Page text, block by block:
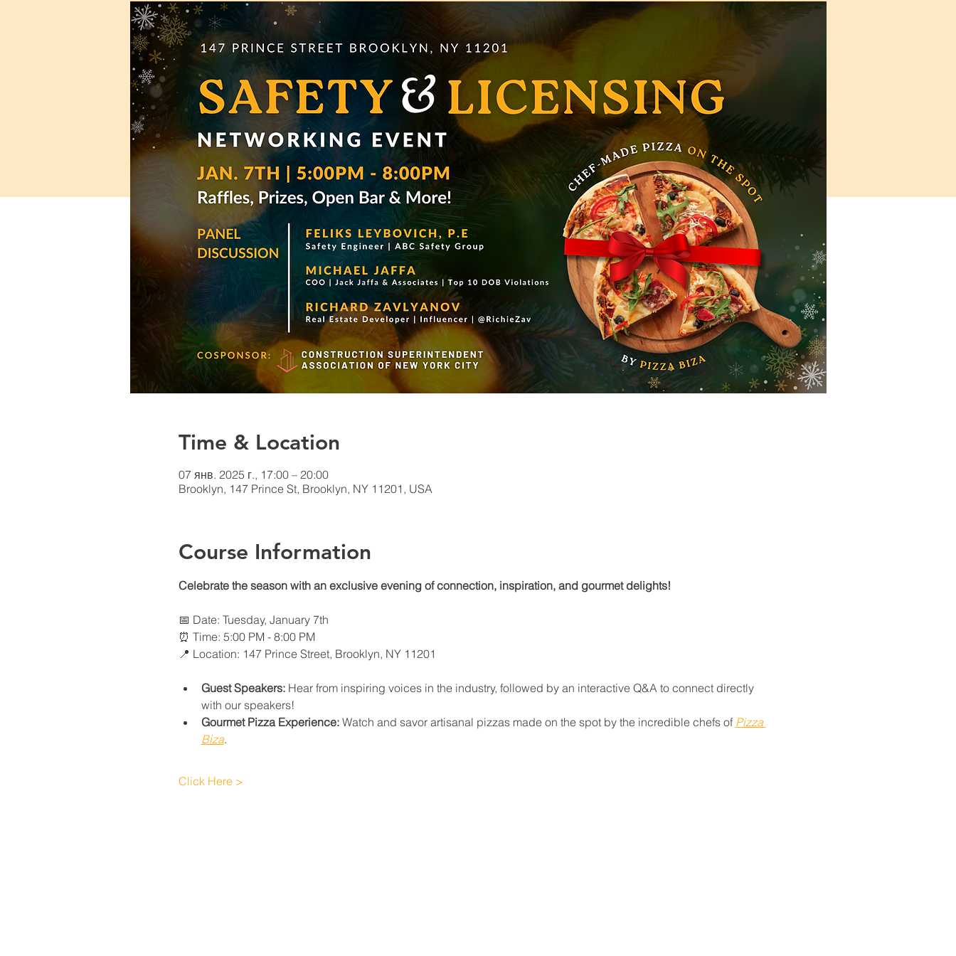
Time & Location
07 янв. 2025 г., 17:00 – 20:00
Brooklyn, 147 Prince St, Brooklyn, NY 11201, USA
Course Information
Celebrate the season with an exclusive evening of connection, inspiration, and gourmet delights!
📅 Date: Tuesday, January 7th
⏰ Time: 5:00 PM - 8:00 PM
📍 Location: 147 Prince Street, Brooklyn, NY 11201
Guest Speakers: Hear from inspiring voices in the industry, followed by an interactive Q&A to connect directly
with our speakers!
Gourmet Pizza Experience: Watch and savor artisanal pizzas made on the spot by the incredible chefs of Pizza
Biza.
Click Here >